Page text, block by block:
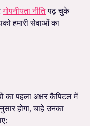
गोपनीयता नीतिपढ़ चुके
हमारी सेवाओं का
का पहला अक्षर कैपिटल में
होगा, चाहे उनका